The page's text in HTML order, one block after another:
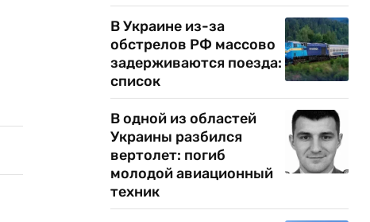
В Украине из-за
обстрелов РФ массово
задерживаются поезда:
список
В одной из областей
Украины разбился
вертолет: погиб
молодой авиационный
техник